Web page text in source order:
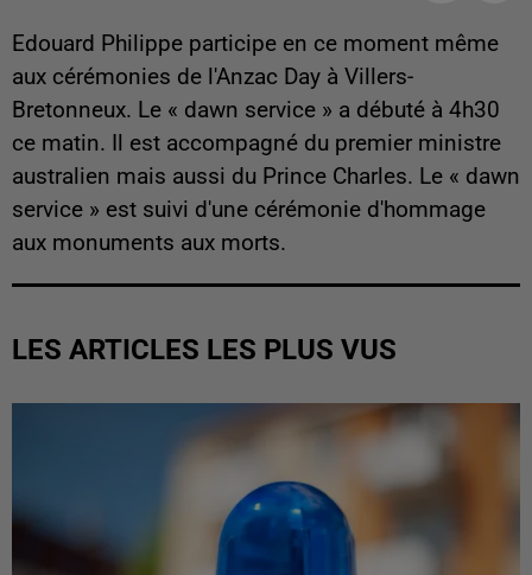
Edouard Philippe participe en ce moment même
aux cérémonies de l'Anzac Day à Villers-
Bretonneux. Le « dawn service » a débuté à 4h30
ce matin. Il est accompagné du premier ministre
australien mais aussi du Prince Charles. Le « dawn
service » est suivi d'une cérémonie d'hommage
aux monuments aux morts.
LES ARTICLES LES PLUS VUS